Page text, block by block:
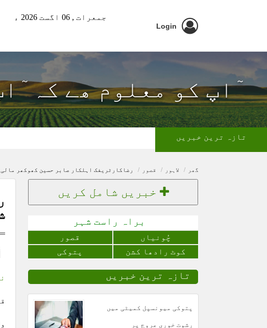
جمعرات , 06 اگست 2026 ء
Login
ٓاپ کو معلوم ھے کہ
تازہ ترین خبریں
گھر لاہور قصور رضاکارٹریفک اہلکار صابر حسین کھوکھر مالی
خبریں شامل کریں
براہ راست شہر
چُونياں
قصور
کوٹ رادھا کشن
پتوکی
تازہ ترین خبریں
پتوکی میونسپل کمیٹی میں
رشوت خوری عروج پر